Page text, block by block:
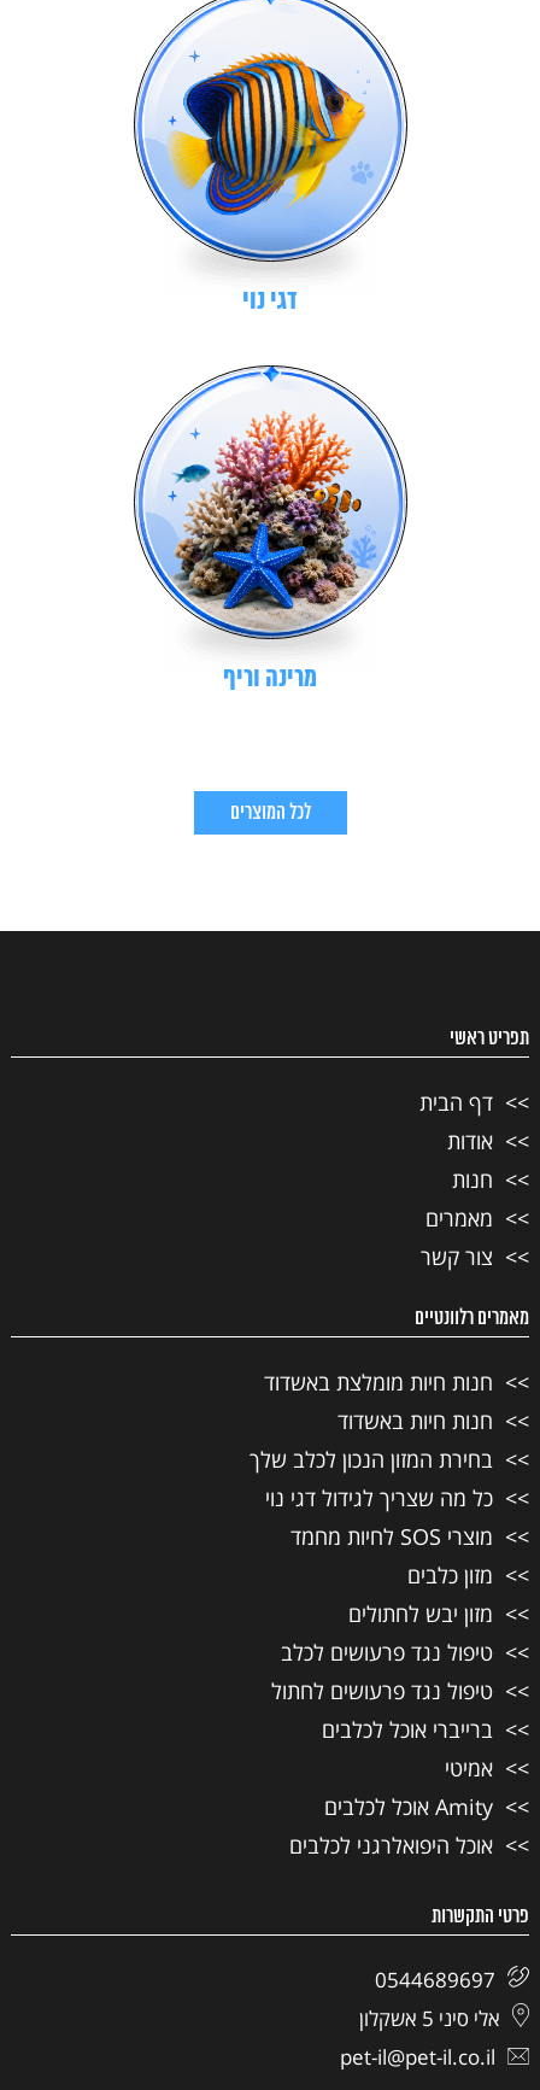
דגי נוי
מרינה וריף
לכל המוצרים
תפריט ראשי
דף הבית
אודות
חנות
מאמרים
צור קשר
מאמרים רלוונטיים
חנות חיות מומלצת באשדוד
חנות חיות באשדוד
בחירת המזון הנכון לכלב שלך
כל מה שצריך לגידול דגי נוי
מוצרי SOS לחיות מחמד
מזון כלבים
מזון יבש לחתולים
טיפול נגד פרעושים לכלב
טיפול נגד פרעושים לחתול
ברייברי אוכל לכלבים
אמיטי
Amity אוכל לכלבים
אוכל היפואלרגני לכלבים
פרטי התקשרות
0544689697
אלי סיני 5 אשקלון
pet-il@pet-il.co.il